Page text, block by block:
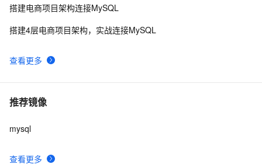
查看更多
搭建电商项目架构连接MySQL
搭建4层电商项目架构，实战连接MySQL
推荐镜像
查看更多
mysql